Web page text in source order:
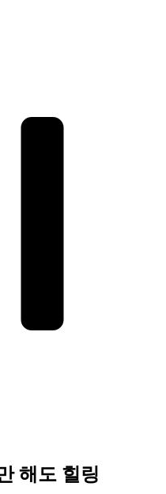
해도 힐링